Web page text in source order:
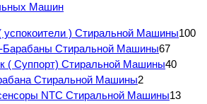
Машин
успокоители ) Стиральной Машины100
Барабаны Стиральной Машины67
( Суппорт) Стиральной Машины40
Стиральной Машины2
NTC Стиральной Машины13